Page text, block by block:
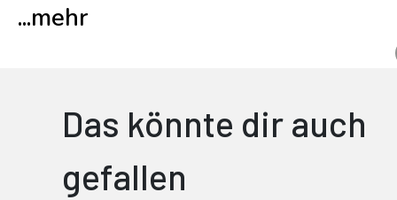
...mehr
Das könnte dir auch
gefallen